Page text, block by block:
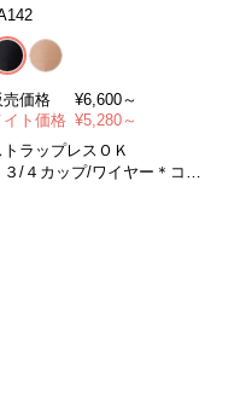
売価格 ¥6,600～
イト価格 ¥5,280～
トラップレスＯＫ
３/４カップ/ワイヤー＊コン